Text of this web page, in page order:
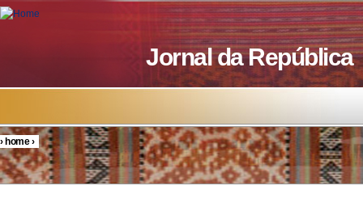
Skip to main content
Jornal da República
You are here
›home›